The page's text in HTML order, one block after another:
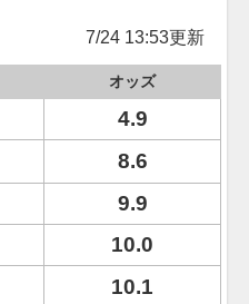
7/24 13:53更新
オッズ
4.9
8.6
9.9
10.0
10.1